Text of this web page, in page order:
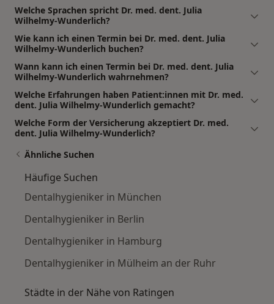
Welche Sprachen spricht Dr. med. dent. Julia
Wilhelmy-Wunderlich?
Wie kann ich einen Termin bei Dr. med. dent. Julia
Wilhelmy-Wunderlich buchen?
Wann kann ich einen Termin bei Dr. med. dent. Julia
Wilhelmy-Wunderlich wahrnehmen?
Welche Erfahrungen haben Patient:innen mit Dr. med.
dent. Julia Wilhelmy-Wunderlich gemacht?
Welche Form der Versicherung akzeptiert Dr. med.
dent. Julia Wilhelmy-Wunderlich?
Ähnliche Suchen
Häufige Suchen
Dentalhygieniker in München
Dentalhygieniker in Berlin
Dentalhygieniker in Hamburg
Dentalhygieniker in Mülheim an der Ruhr
Städte in der Nähe von Ratingen